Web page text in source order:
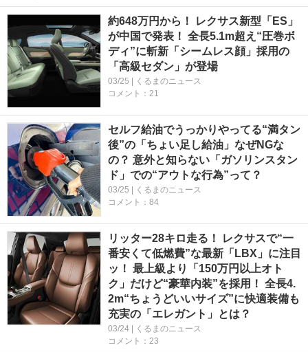
約648万円から！ レクサス新型「ES」
が中国で発表！ 全長5.1m超え“圧巻ボ
ディ”に斬新「シームレス顔」採用の
「高級セダン」が登場
03/25 | くるまのニュース
コメント：21
セルフ給油でうっかりやってる“満タン
後”の「ちょい足し給油」なぜNGな
の？ 意外と知らない「ガソリンスタン
ド」での“アウトな行為”って？
03/25 | くるまのニュース
コメント：84
リッター28キロ走る！ レクサスで“一
番安くて低燃費”な最新「LBX」に注目
ッ！ 最上級より「150万円以上オト
ク」だけど“豪華内装”を採用！ 全長4.
2m“ちょうどいいサイズ”に快適装備も
充実の「エレガント」とは？
03/24 | くるまのニュース
コメント：23